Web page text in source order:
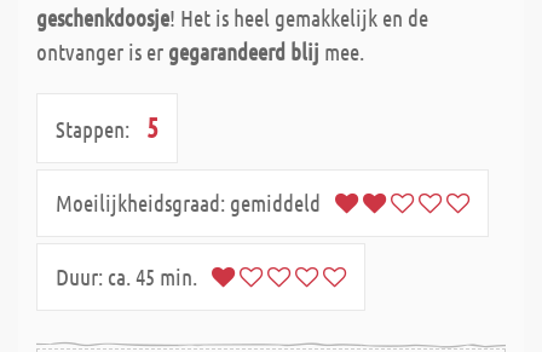
geschenkdoosje! Het is heel gemakkelijk en de
ontvanger is er gegarandeerd blij mee.
Stappen: 5
Moeilijkheidsgraad: gemiddeld
Duur: ca. 45 min.